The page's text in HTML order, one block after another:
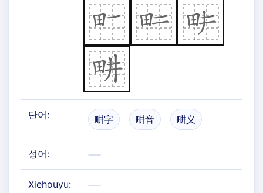
단어: 畊字 畊音 畊义
성어:
Xiehouyu: